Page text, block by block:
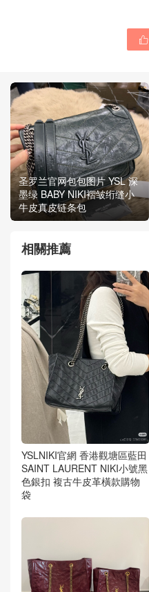

圣罗兰官网包包图片 YSL 深
墨绿 BABY NIKI褶皱绗缝小
牛皮真皮链条包
相關推薦
YSLNIKI官網 香港觀塘區藍田
SAINT LAURENT NIKI小號黑
色銀扣 複古牛皮革橫款購物
袋